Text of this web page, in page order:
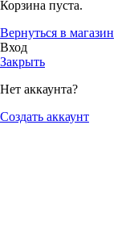
Корзина пуста.
Вернуться в магазин
Вход
Закрыть
Нет аккаунта?
Создать аккаунт